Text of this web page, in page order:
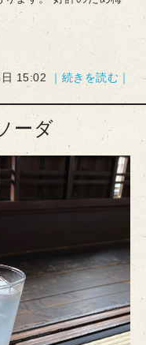
15:02 ｜続きを読む｜
ーダ